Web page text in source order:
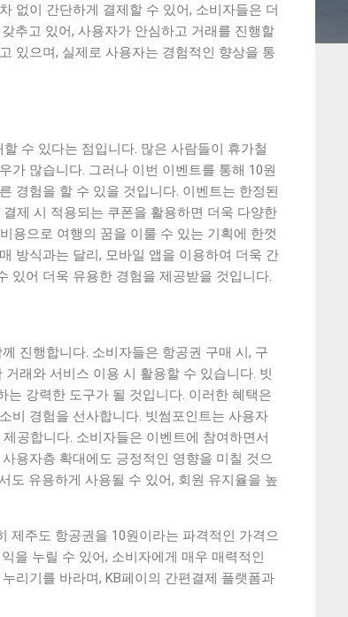
없이 간단하게 결제할 수 있어, 소비자들은 더
추고 있어, 사용자가 안심하고 거래를 진행할
있으며, 실제로 사용자는 경험적인 향상을 통
수 있다는 점입니다. 많은 사람들이 휴가철
가 많습니다. 그러나 이번 이벤트를 통해 10원
경험을 할 수 있을 것입니다. 이벤트는 한정된
제 시 적용되는 쿠폰을 활용하면 더욱 다양한
용으로 여행의 꿈을 이룰 수 있는 기획에 한껏
방식과는 달리, 모바일 앱을 이용하여 더욱 간
있어 더욱 유용한 경험을 제공받을 것입니다.
진행합니다. 소비자들은 항공권 구매 시, 구
래와 서비스 이용 시 활용할 수 있습니다. 빗
강력한 도구가 될 것입니다. 이러한 혜택은
비 경험을 선사합니다. 빗썸포인트는 사용자
공합니다. 소비자들은 이벤트에 참여하면서
용자층 확대에도 긍정적인 영향을 미칠 것으
도 유용하게 사용될 수 있어, 회원 유지율을 높
제주도 항공권을 10원이라는 파격적인 가격으
을 누릴 수 있어, 소비자에게 매우 매력적인
리기를 바라며, KB페이의 간편결제 플랫폼과